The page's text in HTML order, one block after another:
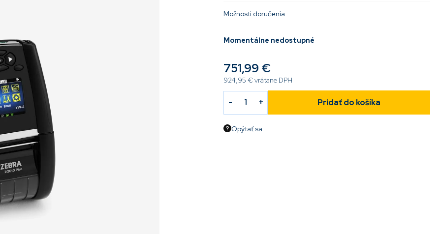
751,99 €
924,95 € vrátane DPH
Momentálne nedostupné
Možnosti doručenia
Pridať do košíka
Opýtať sa